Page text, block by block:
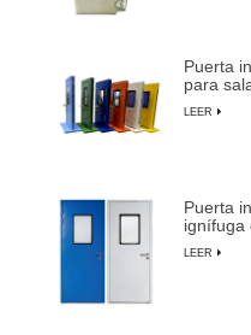
Puerta
para
LEER
Puerta
ignífuga
LEER